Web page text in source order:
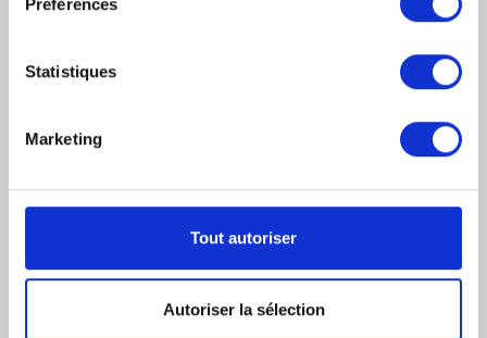
Préférences
Statistiques
Marketing
Tout autoriser
Autoriser la sélection
Responsabilités Et Comment S’en Sortir ?